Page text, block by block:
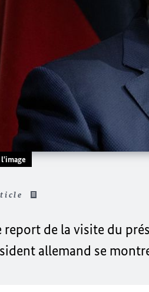
report de la visite du
allemand se